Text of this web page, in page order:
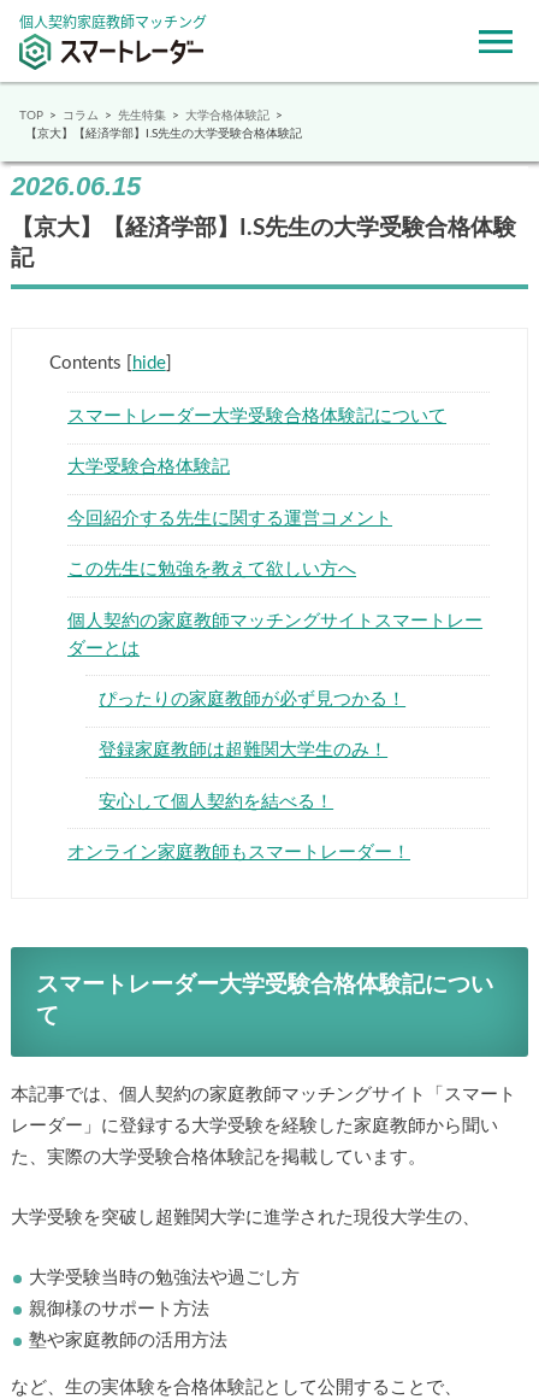
個人契約家庭教師マッチング
▶
TOP コラム 先生特集
大学合格体験記
【京大】【経済学部】I.S先生の大学受験合格体験記
2026.06.15
【京大】【経済学部】I.S先生の大学受験合格体験
記
Contents hide]
スマートレーダー大学受験合格体験記について
大学受験合格体験記
今回紹介する先生に関する運営コメント
この先生に勉強を教えて欲しい方へ
個人契約の家庭教師マッチングサイトスマートレー
ダーとは
ぴったりの家庭教師が必ず見つかる！
登録家庭教師は超難関大学生のみ！
安心して個人契約を結べる！
オンライン家庭教師もスマートレーダー！
スマートレーダー大学受験合格体験記につい
て
本記事では、個人契約の家庭教師マッチングサイト「スマート
レーダー」に登録する大学受験を経験した家庭教師から聞い
た、実際の大学受験合格体験記を掲載しています。
大学受験を突破し超難関大学に進学された現役大学生の、
大学受験当時の勉強法や過ごし方
親御様のサポート方法
塾や家庭教師の活用方法
など、生の実体験を合格体験記として公開することで、